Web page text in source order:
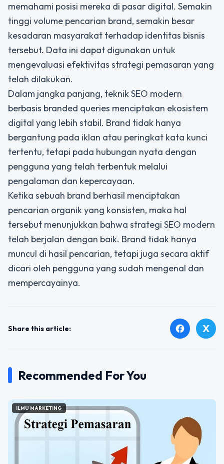
memahami posisi mereka di pasar digital. Semakin
tinggi volume pencarian brand, semakin besar
kesadaran masyarakat terhadap identitas bisnis
tersebut. Data ini dapat digunakan untuk
mengevaluasi efektivitas strategi pemasaran yang
telah dilakukan.
Dalam jangka panjang, teknik SEO modern
berbasis branded queries menciptakan ekosistem
digital yang lebih stabil. Brand tidak hanya
bergantung pada iklan atau peringkat kata kunci
tertentu, tetapi pada hubungan nyata dengan
pengguna yang telah terbentuk melalui
pengalaman dan kepercayaan.
Ketika sebuah brand berhasil menciptakan
pencarian organik yang konsisten, maka hal
tersebut menunjukkan bahwa strategi SEO modern
telah berjalan dengan baik. Brand tidak hanya
muncul di hasil pencarian, tetapi juga secara aktif
dicari oleh pengguna yang sudah mengenal dan
mempercayainya.
Share this article: facebook X
Recommended For You
ILMU MARKETING